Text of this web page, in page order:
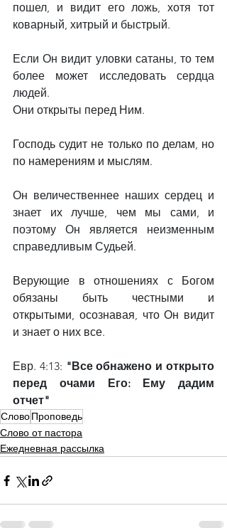
пошел, и видит его ложь, хотя тот
коварный, хитрый и быстрый.
Если Он видит уловки сатаны, то тем
более может исследовать сердца
людей.
Они открыты перед Ним.
Господь судит не только по делам, но
по намерениям и мыслям.
Он величественнее наших сердец и
знает их лучше, чем мы сами, и
поэтому Он является неизменным
справедливым Судьей.
Верующие в отношениях с Богом
обязаны быть честными и
открытыми, осознавая, что Он видит
и знает о них все.
Евр. 4:13: "Все обнажено и открыто
перед очами Его: Ему дадим
отчет"
СловоПроповедь
Слово от пастора
Ежедневная рассылка